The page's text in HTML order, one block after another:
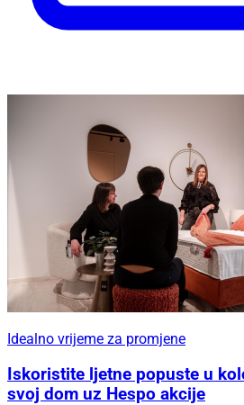
Idealno vrijeme za promjene
Iskoristite ljetne popuste u
svoj dom uz Hespo akcije